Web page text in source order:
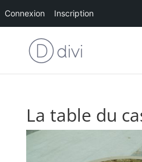
Connexion Inscription
La table du